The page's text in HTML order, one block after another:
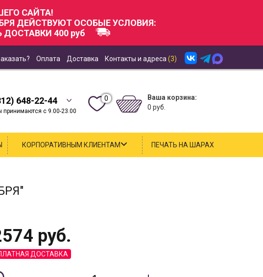
САЙТА!
ДЕЙСТВУЮТ ОСОБЫЕ УСЛОВИЯ:
ДОСТАВКИ 400 руб
Оплата Доставка Контакты и адреса (3)
648-22-44
принимаются с 9.00-23.00
0
Ваша корзина:
0 руб.
КОРПОРАТИВНЫМ КЛИЕНТАМ ПЕЧАТЬ НА ШАРАХ
руб.
ДОСТАВКА